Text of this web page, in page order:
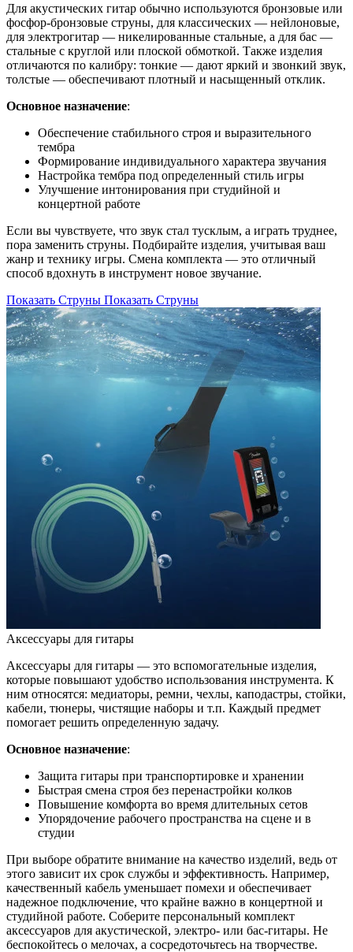
Для акустических гитар обычно используются бронзовые или
фосфор-бронзовые струны, для классических — нейлоновые,
для электрогитар — никелированные стальные, а для бас —
стальные с круглой или плоской обмоткой. Также изделия
отличаются по калибру: тонкие — дают яркий и звонкий звук,
толстые — обеспечивают плотный и насыщенный отклик.
Основное назначение:
Обеспечение стабильного строя и выразительного
тембра
Формирование индивидуального характера звучания
Настройка тембра под определенный стиль игры
Улучшение интонирования при студийной и
концертной работе
Если вы чувствуете, что звук стал тусклым, а играть труднее,
пора заменить струны. Подбирайте изделия, учитывая ваш
жанр и технику игры. Смена комплекта — это отличный
способ вдохнуть в инструмент новое звучание.
Показать Струны Показать Струны
Аксессуары для гитары
Аксессуары для гитары — это вспомогательные изделия,
которые повышают удобство использования инструмента. К
ним относятся: медиаторы, ремни, чехлы, каподастры, стойки,
кабели, тюнеры, чистящие наборы и т.п. Каждый предмет
помогает решить определенную задачу.
Основное назначение:
Защита гитары при транспортировке и хранении
Быстрая смена строя без перенастройки колков
Повышение комфорта во время длительных сетов
Упорядочение рабочего пространства на сцене и в
студии
При выборе обратите внимание на качество изделий, ведь от
этого зависит их срок службы и эффективность. Например,
качественный кабель уменьшает помехи и обеспечивает
надежное подключение, что крайне важно в концертной и
студийной работе. Соберите персональный комплект
аксессуаров для акустической, электро- или бас-гитары. Не
беспокойтесь о мелочах, а сосредоточьтесь на творчестве.